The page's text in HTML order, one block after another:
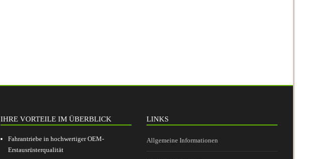
IHRE VORTEILE IM ÜBERBLICK
Fahrantriebe in hochwertiger OEM-
Erstausrüsterqualität
LINKS
Allgemeine Informationen